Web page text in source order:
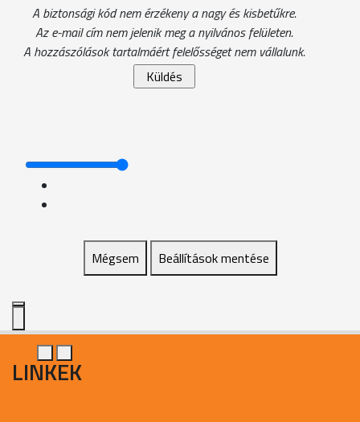
A biztonsági kód nem érzékeny a nagy és kisbetűkre.
Az e-mail cím nem jelenik meg a nyilvános felületen.
A hozzászólások tartalmáért felelősséget nem vállalunk.
Mégsem Beállítások mentése
LINKEK